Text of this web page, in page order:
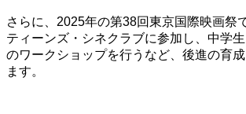
さらに、2025年の第38回東京国際映画祭
ティーンズ・シネクラブに参加し、中学
のワークショップを行うなど、後進の育
ます。